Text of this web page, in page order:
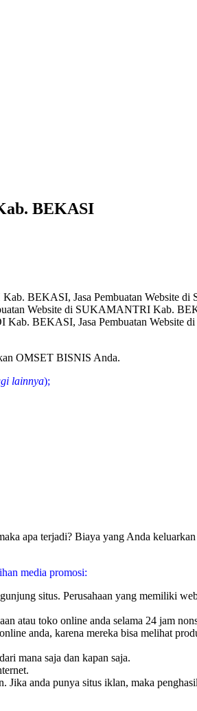
BEKASI
Kab. BEKASI, Jasa Pembuatan
Website di SUKAMANTRI Kab.
BEKASI, Jasa Pembuatan
OMSET BISNIS Anda.
lainnya);
apa terjadi? Biaya yang Anda
media promosi:
situs. Perusahaan yang memiliki
atau toko online anda selama 24 jam
anda, karena mereka bisa melihat
mana saja dan kapan saja.
Jika anda punya situs iklan, maka